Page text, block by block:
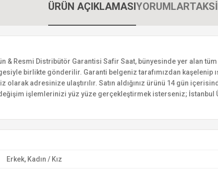
ÜRÜN AÇIKLAMASIYORUMLAR
& Resmi Distribütör Garantisi Safir Saat, bünyesinde yer alan
birlikte gönderilir. Garanti belgeniz tarafımızdan kaşelenip
adresinize ulaştırılır. Satın aldığınız ürünü 14 gün
işlemlerinizi yüz yüze gerçekleştirmek isterseniz;
Erkek, Kadın / Kız